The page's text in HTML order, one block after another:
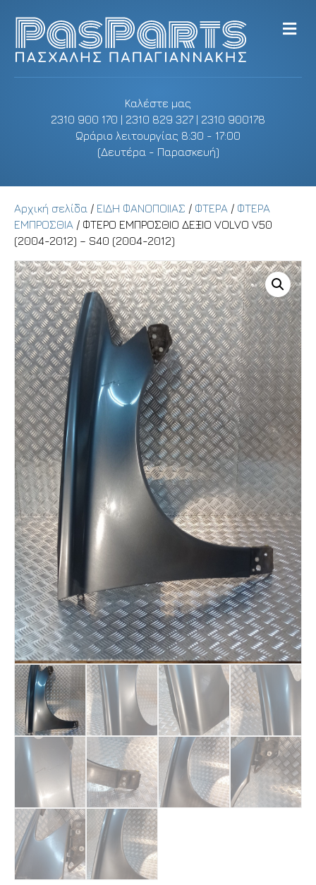
Καλέστε μας
2310 900 170 | 2310 829 327 | 2310 900178
Ωράριο λειτουργίας 8:30 - 17:00
(Δευτέρα - Παρασκευή)
M
e
Αρχική σελίδα / ΕΙΔΗ ΦΑΝΟΠΟΙΙΑΣ / ΦΤΕΡΑ / ΦΤΕΡΑ
ΕΜΠΡΟΣΘΙΑ / ΦΤΕΡΟ ΕΜΠΡΟΣΘΙΟ ΔΕΞΙΟ VOLVO V50
(2004-2012) – S40 (2004-2012)